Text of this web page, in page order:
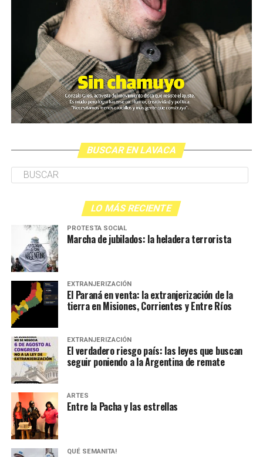
BUSCAR EN LAVACA
LO MÁS RECIENTE
PROTESTA SOCIAL
Marcha de jubilados: la heladera terrorista
EXTRANJERIZACIÓN
El Paraná en venta: la extranjerización de la
tierra en Misiones, Corrientes y Entre Ríos
EXTRANJERIZACIÓN
El verdadero riesgo país: las leyes que buscan
seguir poniendo a la Argentina de remate
ARTES
Entre la Pacha y las estrellas
QUÉ SEMANITA!